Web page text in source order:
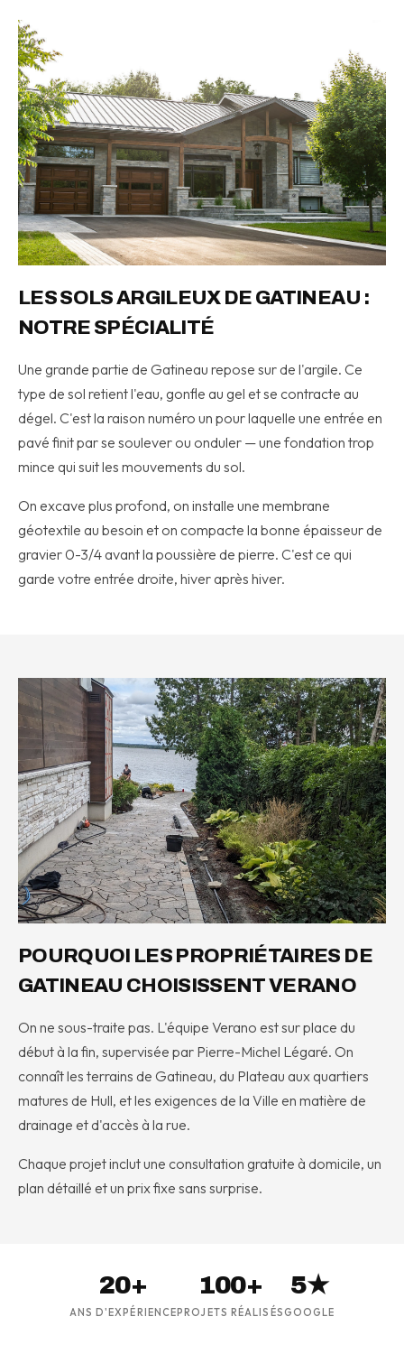
LES SOLS ARGILEUX DE GATINEAU :
NOTRE SPÉCIALITÉ
Une grande partie de Gatineau repose sur de l'argile. Ce
type de sol retient l'eau, gonfle au gel et se contracte au
dégel. C'est la raison numéro un pour laquelle une entrée en
pavé finit par se soulever ou onduler — une fondation trop
mince qui suit les mouvements du sol.
On excave plus profond, on installe une membrane
géotextile au besoin et on compacte la bonne épaisseur de
gravier 0-3/4 avant la poussière de pierre. C'est ce qui
garde votre entrée droite, hiver après hiver.
POURQUOI LES PROPRIÉTAIRES DE
GATINEAU CHOISISSENT VERANO
On ne sous-traite pas. L'équipe Verano est sur place du
début à la fin, supervisée par Pierre-Michel Légaré. On
connaît les terrains de Gatineau, du Plateau aux quartiers
matures de Hull, et les exigences de la Ville en matière de
drainage et d'accès à la rue.
Chaque projet inclut une consultation gratuite à domicile, un
plan détaillé et un prix fixe sans surprise.
20+
ANS D'EXPÉRIENCE
100+
PROJETS RÉALISÉS
5★
GOOGLE